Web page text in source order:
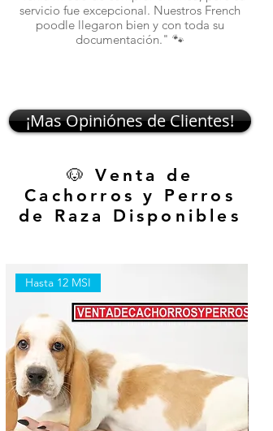
servicio fue excepcional. Nuestros French
poodle llegaron bien y con toda su
documentación." 🐾
¡Mas Opiniónes de Clientes!
🐶 Venta de
Cachorros y Perros
de Raza Disponibles
Hasta 12 MSI